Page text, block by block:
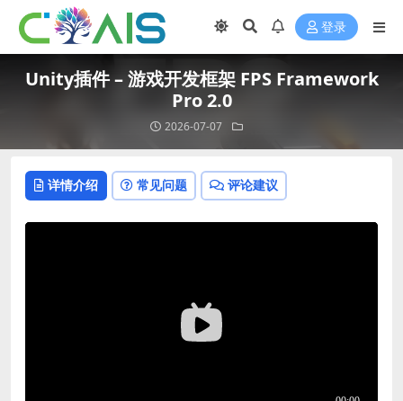
登录
Unity插件 – 游戏开发框架 FPS Framework
Pro 2.0
2026-07-07
详情介绍 常见问题 评论建议